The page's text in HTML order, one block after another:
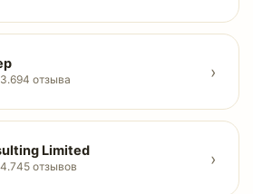
3.694 отзыва ›
Limited
4.745 отзывов ›